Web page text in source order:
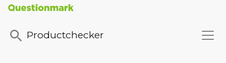
Productchecker